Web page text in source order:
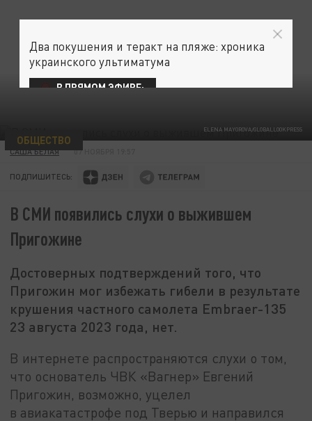
ELENA MAYOROVA/GLOBALLOOKPRESS
ОБЩЕСТВО
САША БЕЛАЯ 07 НОЯБРЯ 19:57
ПОДПИШИТЕСЬ:
В СМИ появились слухи о выжившем
Пригожине
Достоверных подтверждений того, что
Пригожин мог избежать гибели в результате
крушения частного самолета Embraer-135
23 августа 2023 года, нет.
В интернете распространяются слухи о том,
что основатель ЧВК «Вагнер» Евгений
Пригожин, возможно, уцелел
в авиакатастрофе под Тверью и направился
Два покушения и теракт на пляже: хроника
украинского ультиматума
В ПРЯМОМ ЭФИРЕ: